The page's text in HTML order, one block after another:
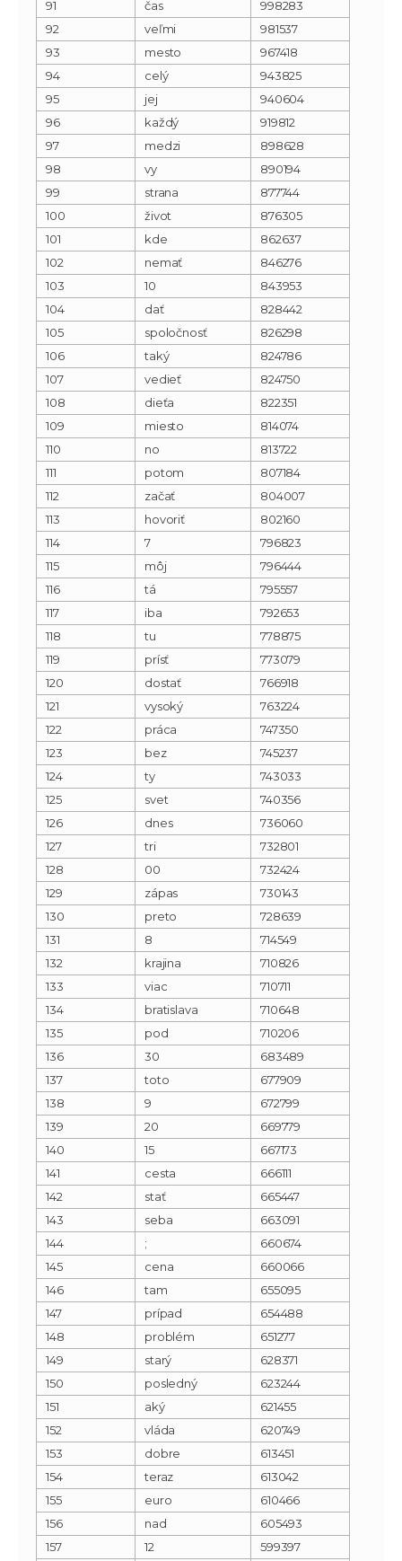
91 čas
998283
92
veľmi
981537
93
mesto
967418
94
celý
943825
95
jej
940604
96
každý
919812
97
medzi
898628
98
vy
890194
99
strana
877744
100
život
876305
101
kde
862637
102
nemať
846276
103
10
843953
104
dať
828442
105
spoločnosť
826298
106
taký
824786
107
vedieť
824750
108
dieťa
822351
109
miesto
814074
110
no
813722
111
potom
807184
112
začať
804007
113
hovoriť
802160
114
7
796823
115
môj
796444
116
tá
795557
117
iba
792653
118
tu
778875
119
prísť
773079
120
dostať
766918
121
vysoký
763224
122
práca
747350
123
bez
745237
124
ty
743033
125
svet
740356
126
dnes
736060
127
tri
732801
128
00
732424
129
zápas
730143
130
preto
728639
131
8
714549
132
krajina
710826
133
viac
710711
134
bratislava
710648
135
pod
710206
136
30
683489
137
toto
677909
138
9
672799
139
20
669779
140
15
667173
141
cesta
666111
142
stať
665447
143
seba
663091
144
;
660674
145
cena
660066
146
tam
655095
147
prípad
654488
148
problém
651277
149
starý
628371
150
posledný
623244
151
aký
621455
152
vláda
620749
153
dobre
613451
154
teraz
613042
155
euro
610466
156
nad
605493
157
12
599397